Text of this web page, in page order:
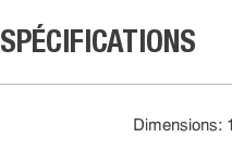
SPÉCIFICATIONS
Dimensions: